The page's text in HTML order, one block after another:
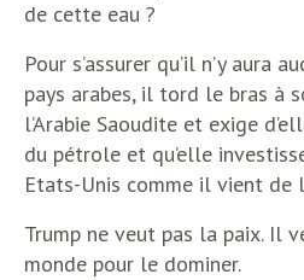
de cette eau ?
Pour s’assurer qu’il n’y aura
pays arabes, il tord le bras à
l’Arabie Saoudite et exige
du pétrole et qu’elle
Etats-Unis comme il vient de
Trump ne veut pas la paix. Il
monde pour le dominer.